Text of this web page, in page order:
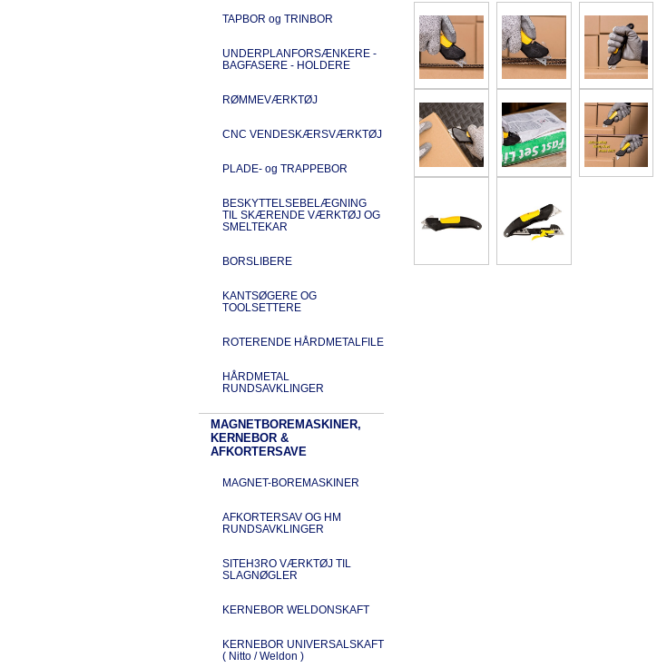
TAPBOR og TRINBOR
UNDERPLANFORSÆNKERE -
BAGFASERE - HOLDERE
RØMMEVÆRKTØJ
CNC VENDESKÆRSVÆRKTØJ
PLADE- og TRAPPEBOR
BESKYTTELSEBELÆGNING
TIL SKÆRENDE VÆRKTØJ OG
SMELTEKAR
BORSLIBERE
KANTSØGERE OG
TOOLSETTERE
ROTERENDE HÅRDMETALFILE
HÅRDMETAL
RUNDSAVKLINGER
MAGNETBOREMASKINER,
KERNEBOR &
AFKORTERSAVE
MAGNET-BOREMASKINER
AFKORTERSAV OG HM
RUNDSAVKLINGER
SITEH3RO VÆRKTØJ TIL
SLAGNØGLER
KERNEBOR WELDONSKAFT
KERNEBOR UNIVERSALSKAFT
( Nitto / Weldon )